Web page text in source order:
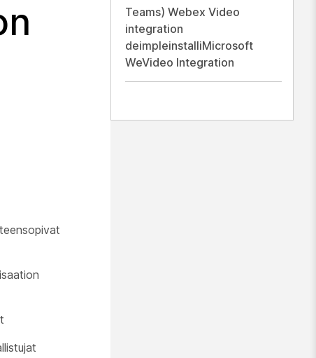
Teams) Webex Video
integration
deimpleinstalliMicrosoft
WeVideo Integration